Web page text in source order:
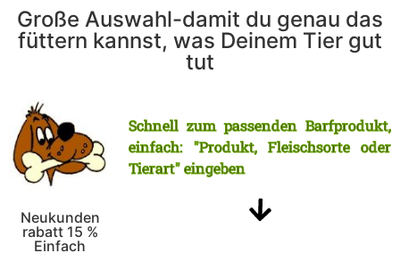
Große Auswahl-damit du genau das
füttern kannst, was Deinem Tier gut
tut
Neukunden
rabatt 15 %
Einfach
Schnell zum passenden Barfprodukt,
einfach: "Produkt, Fleischsorte oder
Tierart" eingeben